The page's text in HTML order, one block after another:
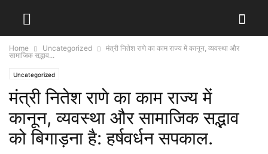
Home Uncategorized
मंत्री नितेश राणे का काम राज्य में कानून, व्यवस्था और
सामाजिक सद्भाव...
Uncategorized
मंत्री नितेश राणे का काम राज्य में
कानून, व्यवस्था और सामाजिक सद्भाव
को बिगाड़ना है: हर्षवर्धन सपकाल.